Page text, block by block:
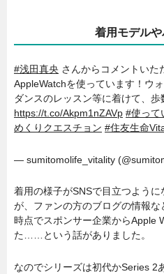
着用モデルや
#浅田真央 さんからコメントいた
AppleWatchを使っています！ウ
ダンスのレッスン等に着けて、歩
https://t.co/Akpm1nZAVp #使って
めくりクエスチョン #住友生命
— sumitomolife_vitality
着用の様子がSNSで目立つよう
が、ファンの方のブログの情報
時点でスポンサー企業からApple
た……という話がありました。
なのでシリーズは初代かSeries 2